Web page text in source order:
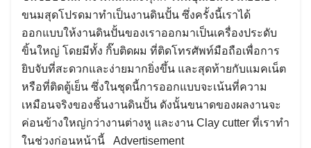
ขนมสุดโปรดมาทำเป็นงานดินปั้น ซึ่งครั้งนี้เราได้
ออกแบบให้งานดินปั้นของเราออกมาเป็นเครื่องประดับ
ขิ้นใหญ่ โดยมีทั้ง กิ๊บติดผม ที่ติดโทรศัพท์มือถือเพื่อการ
ยิบจับที่สะดวกและง่ายมากยิ่งขึ้น และสุดท้ายกับแมคเน็ต
หรือที่ติดตู้เย็น ซึ่งในชุดนี้การออกแบบจะเน้นที่ความ
เหมือนจริงของชิ้นงานดินปั้น ดังนั้นขนาดของผลงานจะ
ค่อนข้างใหญ่กว่างานต่างหู และงาน Clay cutter ที่เราทำ
ในช่วงก่อนหน้านี้ Advertisement